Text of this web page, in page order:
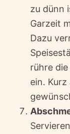
zu dünn
Garzeit
Dazu
rühre
ein.